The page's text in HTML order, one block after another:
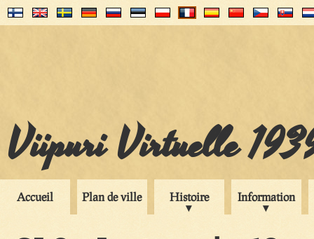
Viipuri Virtuelle
Accueil Plan de ville Histoire Information